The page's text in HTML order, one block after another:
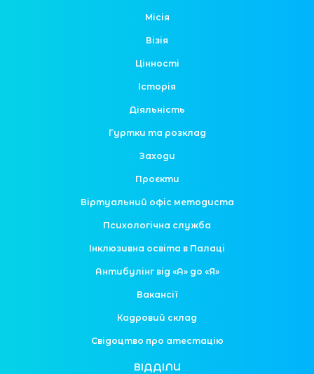
Місія
Візія
Цінності
Історія
Діяльність
Гуртки та розклад
Заходи
Проєкти
Віртуальний офіс методиста
Психологічна служба
Інклюзивна освіта в Палаці
Антибулінг від «А» до «Я»
Вакансії
Кадровий склад
Свідоцтво про атестацію
ВІДДІЛИ